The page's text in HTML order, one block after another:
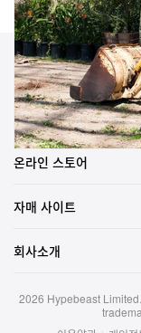
카테고리
브랜드
온라인 스토어
자매 사이트
회사소개
2026 Hypebeast Limited